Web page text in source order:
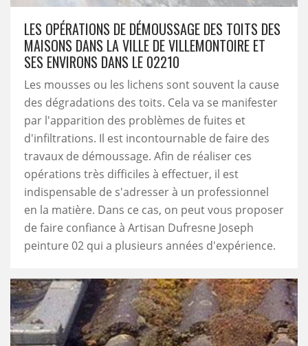
LES OPÉRATIONS DE DÉMOUSSAGE DES TOITS DES
MAISONS DANS LA VILLE DE VILLEMONTOIRE ET
SES ENVIRONS DANS LE 02210
Les mousses ou les lichens sont souvent la cause
des dégradations des toits. Cela va se manifester
par l'apparition des problèmes de fuites et
d'infiltrations. Il est incontournable de faire des
travaux de démoussage. Afin de réaliser ces
opérations très difficiles à effectuer, il est
indispensable de s'adresser à un professionnel
en la matière. Dans ce cas, on peut vous proposer
de faire confiance à Artisan Dufresne Joseph
peinture 02 qui a plusieurs années d'expérience.